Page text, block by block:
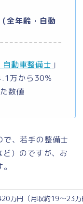
全年齢・自動
動車整備士 」
万から30％
数値
で、若手の整備士
ど）のですが、お
万円（月収約19～23万